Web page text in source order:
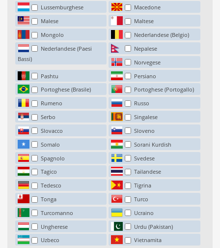
Lussemburghese
Macedone
Malese
Maltese
Mongolo
Nederlandese (Belgio)
Nederlandese (Paesi
Bassi)
Nepalese
Norvegese
Pashtu
Persiano
Portoghese (Brasile)
Portoghese (Portogallo)
Rumeno
Russo
Serbo
Singalese
Slovacco
Sloveno
Somalo
Sorani Kurdish
Spagnolo
Svedese
Tagico
Tailandese
Tedesco
Tigrina
Tonga
Turco
Turcomanno
Ucraino
Ungherese
Urdu (Pakistan)
Uzbeco
Vietnamita